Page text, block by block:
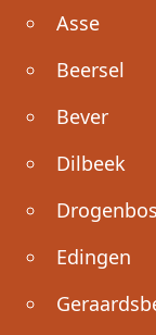
Asse
Beersel
Bever
Dilbeek
Drogenbos
Edingen